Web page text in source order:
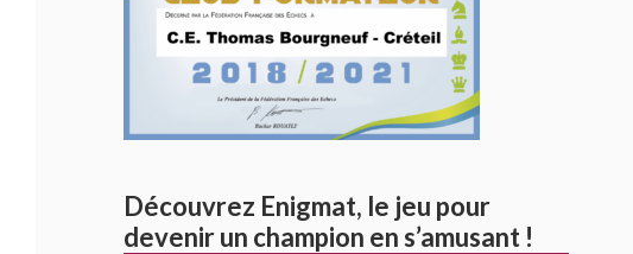
Découvrez Enigmat, le jeu pour
devenir un champion en s’amusant !